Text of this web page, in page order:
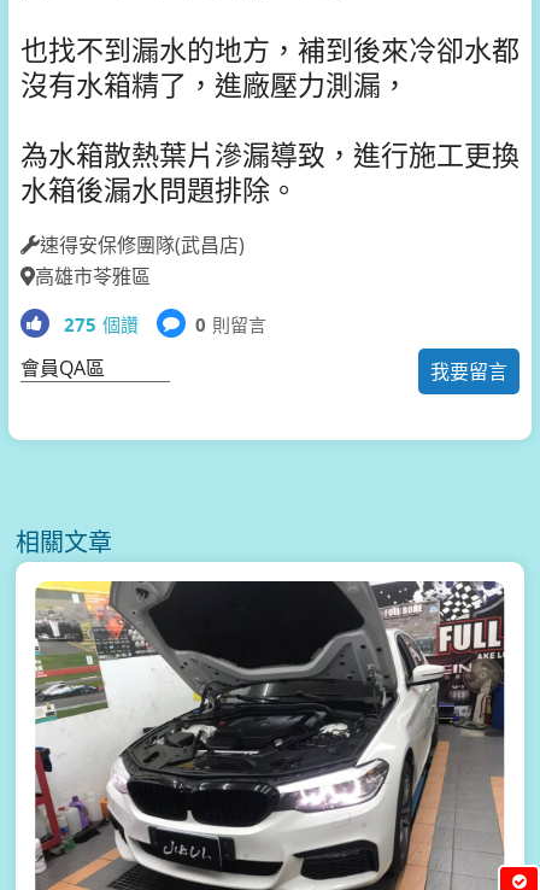
也找不到漏水的地方，補到後來冷卻水都
沒有水箱精了，進廠壓力測漏，
為水箱散熱葉片滲漏導致，進行施工更換
水箱後漏水問題排除。
速得安保修團隊(武昌店)
高雄市苓雅區
275 個讚 0 則留言
我要留言
會員QA區
相關文章